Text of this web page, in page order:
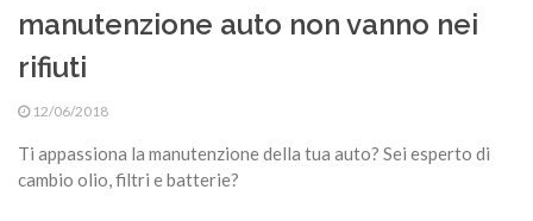
manutenzione auto non vanno nei
rifiuti
12/06/2018
Ti appassiona la manutenzione della tua auto? Sei esperto di
cambio olio, filtri e batterie?